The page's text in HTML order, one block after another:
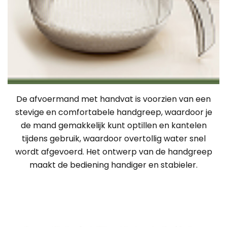
De afvoermand met handvat is voorzien van een
stevige en comfortabele handgreep, waardoor je
de mand gemakkelijk kunt optillen en kantelen
tijdens gebruik, waardoor overtollig water snel
wordt afgevoerd. Het ontwerp van de handgreep
maakt de bediening handiger en stabieler.